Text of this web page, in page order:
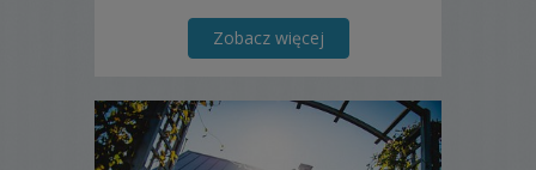
Zobacz więcej